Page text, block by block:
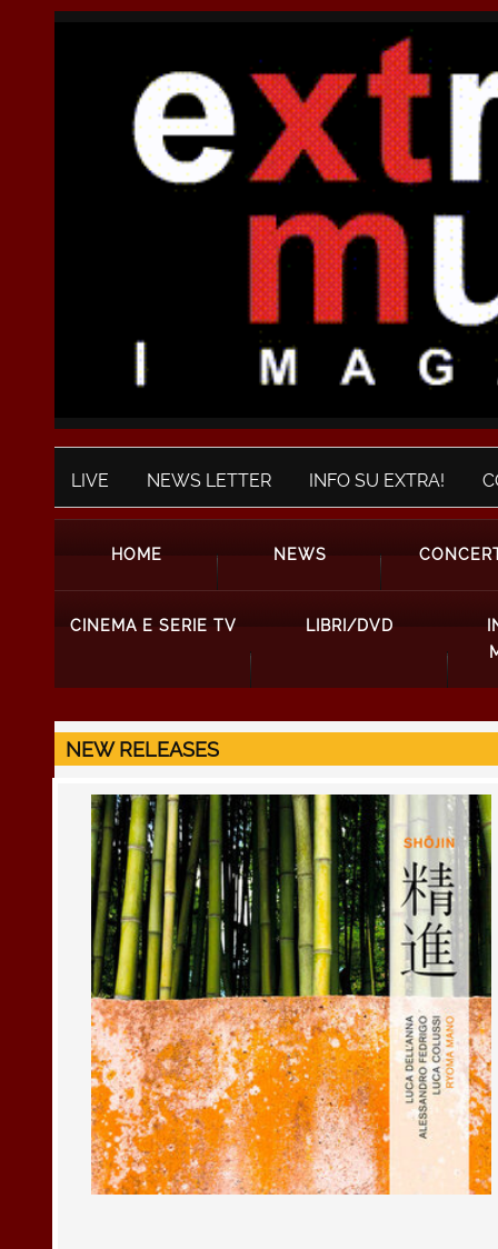
LIVE NEWS LETTER INFO SU EXTRA!
HOME NEWS
CINEMA E SERIE TV LIBRI/DVD
NEW RELEASES